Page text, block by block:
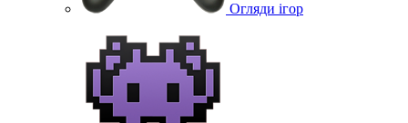
Огляди ігор